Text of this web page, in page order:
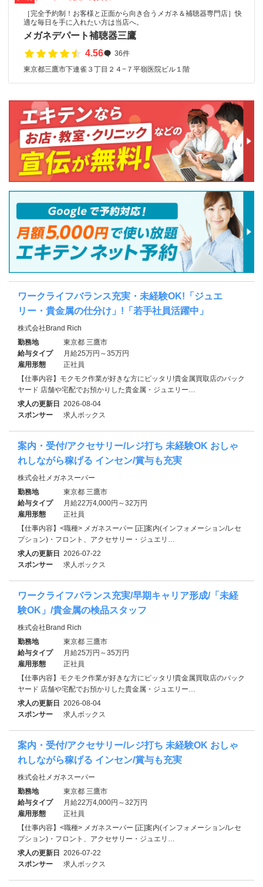
［完全予約制！お客様と正面から向き合うメガネ＆補聴器専門店］快
適な毎日を手に入れたい方は当店へ。
メガネデパート補聴器三鷹
4.56
36件
東京都三鷹市下連雀３丁目２４−７平嶺医院ビル１階
ワークライフバランス充実・未経験OK!「ジュエ
リー・貴金属の仕分け」!「若手社員活躍中」
株式会社Brand Rich
勤務地
東京都 三鷹市
給与タイプ
月給25万円～35万円
雇用形態
正社員
【仕事内容】モクモク作業が好きな方にピッタリ!貴金属買取店のバック
ヤード 店舗や宅配でお預かりした貴金属・ジュエリー…
求人の更新日 2026-08-04
スポンサー
求人ボックス
案内・受付/アクセサリー/レジ打ち 未経験OK おしゃ
れしながら稼げる インセン/賞与も充実
株式会社メガネスーパー
勤務地
東京都 三鷹市
給与タイプ
月給22万4,000円～32万円
雇用形態
正社員
【仕事内容】<職種> メガネスーパー [正]案内(インフォメーション/レセ
プション)・フロント、アクセサリー・ジュエリ…
求人の更新日 2026-07-22
スポンサー
求人ボックス
ワークライフバランス充実/早期キャリア形成/「未経
験OK」/貴金属の検品スタッフ
株式会社Brand Rich
勤務地
東京都 三鷹市
給与タイプ
月給25万円～35万円
雇用形態
正社員
【仕事内容】モクモク作業が好きな方にピッタリ!貴金属買取店のバック
ヤード 店舗や宅配でお預かりした貴金属・ジュエリー…
求人の更新日 2026-08-04
スポンサー
求人ボックス
案内・受付/アクセサリー/レジ打ち 未経験OK おしゃ
れしながら稼げる インセン/賞与も充実
株式会社メガネスーパー
勤務地
東京都 三鷹市
給与タイプ
月給22万4,000円～32万円
雇用形態
正社員
【仕事内容】<職種> メガネスーパー [正]案内(インフォメーション/レセ
プション)・フロント、アクセサリー・ジュエリ…
求人の更新日 2026-07-22
スポンサー
求人ボックス